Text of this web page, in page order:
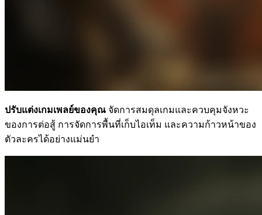
ปรับแต่งเกมเพลย์ของคุณ จัดการสมดุลเกมและควบคุมจังหวะ
ของการต่อสู้ การจัดการพื้นที่เก็บไอเท็ม และความก้าวหน้าของ
ตัวละครได้อย่างแม่นยำ